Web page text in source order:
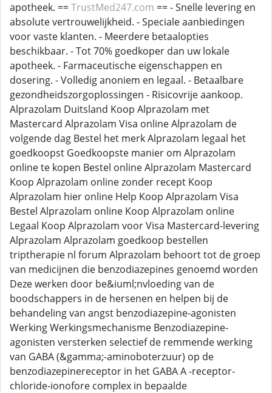
apotheek. ==TrustMed247.com == - Snelle levering en
absolute vertrouwelijkheid. - Speciale aanbiedingen
voor vaste klanten. - Meerdere betaalopties
beschikbaar. - Tot 70% goedkoper dan uw lokale
apotheek. - Farmaceutische eigenschappen en
dosering. - Volledig anoniem en legaal. - Betaalbare
gezondheidszorgoplossingen - Risicovrije aankoop.
Alprazolam Duitsland Koop Alprazolam met
Mastercard Alprazolam Visa online Alprazolam de
volgende dag Bestel het merk Alprazolam legaal het
goedkoopst Goedkoopste manier om Alprazolam
online te kopen Bestel online Alprazolam Mastercard
Koop Alprazolam online zonder recept Koop
Alprazolam hier online Help Koop Alprazolam Visa
Bestel Alprazolam online Koop Alprazolam online
Legaal Koop Alprazolam voor Visa Mastercard-levering
Alprazolam Alprazolam goedkoop bestellen
triptherapie nl forum Alprazolam behoort tot de groep
van medicijnen die benzodiazepines genoemd worden
Deze werken door be&iuml;nvloeding van de
boodschappers in de hersenen en helpen bij de
behandeling van angst benzodiazepine-agonisten
Werking Werkingsmechanisme Benzodiazepine-
agonisten versterken selectief de remmende werking
van GABA (&gamma;-aminoboterzuur) op de
benzodiazepinereceptor in het GABA A -receptor-
chloride-ionofore complex in bepaalde